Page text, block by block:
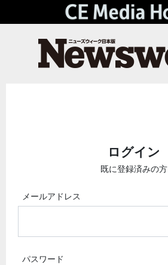
ログイン
既に登録済みの方
メールアドレス
パスワード